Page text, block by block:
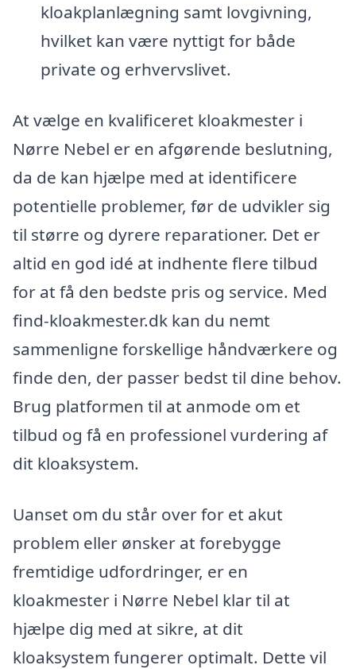
kloakplanlægning samt lovgivning,
hvilket kan være nyttigt for både
private og erhvervslivet.
At vælge en kvalificeret kloakmester i
Nørre Nebel er en afgørende beslutning,
da de kan hjælpe med at identificere
potentielle problemer, før de udvikler sig
til større og dyrere reparationer. Det er
altid en god idé at indhente flere tilbud
for at få den bedste pris og service. Med
find-kloakmester.dk kan du nemt
sammenligne forskellige håndværkere og
finde den, der passer bedst til dine behov.
Brug platformen til at anmode om et
tilbud og få en professionel vurdering af
dit kloaksystem.
Uanset om du står over for et akut
problem eller ønsker at forebygge
fremtidige udfordringer, er en
kloakmester i Nørre Nebel klar til at
hjælpe dig med at sikre, at dit
kloaksystem fungerer optimalt. Dette vil